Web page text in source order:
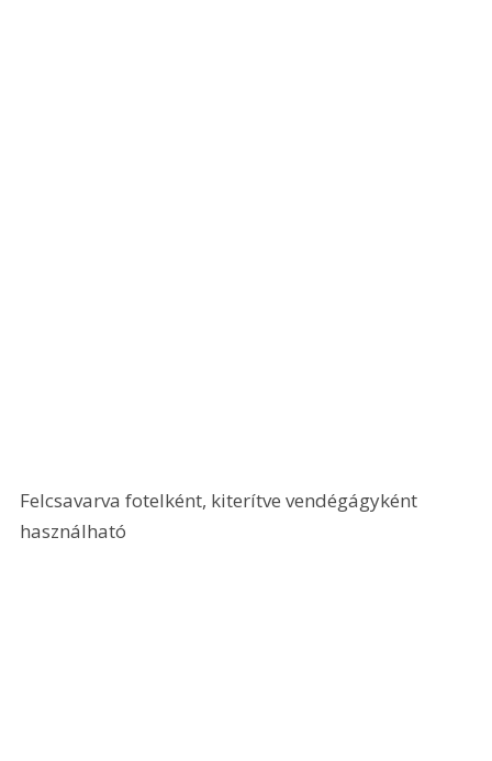
Felcsavarva fotelként, kiterítve vendégágyként
használható